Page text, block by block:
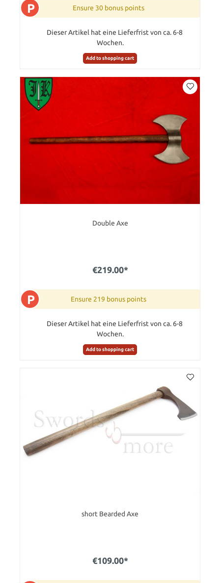
P Ensure 30 bonus points
Dieser Artikel hat eine Lieferfrist von ca. 6-8
Wochen.
Add to shopping cart
Double Axe
€219.00*
P Ensure 219 bonus points
Dieser Artikel hat eine Lieferfrist von ca. 6-8
Wochen.
Add to shopping cart
short Bearded Axe
€109.00*